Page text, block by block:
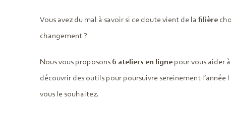
Vous avez du mal à savoir si ce doute vient de lafilière
changement ?
Nous vous proposons 6 ateliers en lignepour vous aider à
découvrir des outils pour poursuivre sereinement l’année
vous le souhaitez.